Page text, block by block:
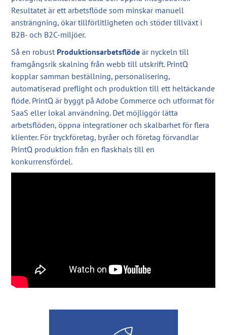
Resultatet är ett arbetsflöde som minskar manuell
ansträngning, ökar tillförlitligheten och stöder tillväxt i
B2B- och B2C-miljöer.
Så en robust Produktionsarbetsflödeär nyckeln till
framgångsrik skalning från webb till utskrift. PrintQ
kopplar samman beställning, personalisering,
automatiserad preflight och produktion till ett heltäckande
flöde. PrintQ är byggt på Adobe Commerce och utformat för
SaaS eller lokal användning. Det möjliggör lätta
arbetsflöden, öppna integrationer och skalbarhet för flera
klienter. För tryckföretag, byråer och företag förvandlar
PrintQ produktion från en flaskhals till en
konkurrensfördel.